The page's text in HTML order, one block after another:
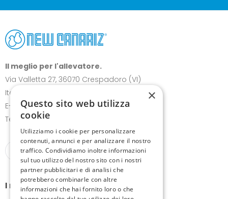
Il meglio per l'allevatore.
Via Valletta 27, 36070 Crespadoro (VI)
Italia
E-mail:info@canariz.it
Telefono+39 345 837 8123
I nostri prodotti
×
Questo sito web utilizza
cookie
Utilizziamo i cookie per personalizzare
contenuti, annunci e per analizzare il nostro
traffico. Condividiamo inoltre informazioni
sul tuo utilizzo del nostro sito con i nostri
partner pubblicitari e di analisi che
potrebbero combinarle con altre
informazioni che hai fornito loro o che